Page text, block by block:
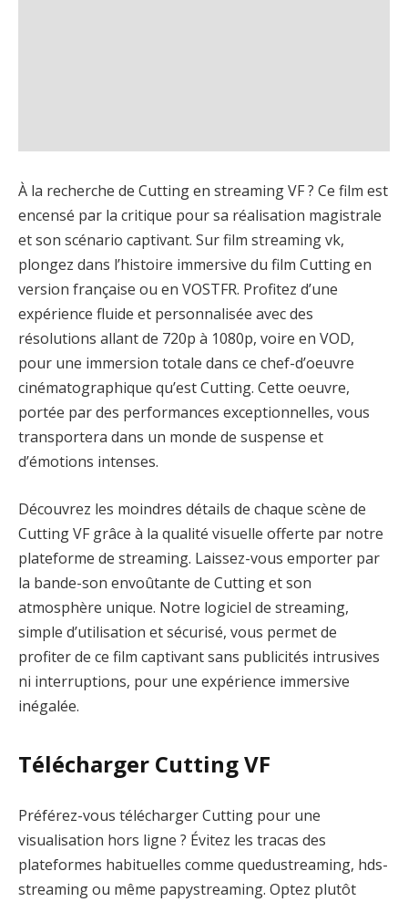
À la recherche de Cutting en streaming VF ? Ce film est
encensé par la critique pour sa réalisation magistrale
et son scénario captivant. Sur film streaming vk,
plongez dans l’histoire immersive du film Cutting en
version française ou en VOSTFR. Profitez d’une
expérience fluide et personnalisée avec des
résolutions allant de 720p à 1080p, voire en VOD,
pour une immersion totale dans ce chef-d’oeuvre
cinématographique qu’est Cutting. Cette oeuvre,
portée par des performances exceptionnelles, vous
transportera dans un monde de suspense et
d’émotions intenses.
Découvrez les moindres détails de chaque scène de
Cutting VF grâce à la qualité visuelle offerte par notre
plateforme de streaming. Laissez-vous emporter par
la bande-son envoûtante de Cutting et son
atmosphère unique. Notre logiciel de streaming,
simple d’utilisation et sécurisé, vous permet de
profiter de ce film captivant sans publicités intrusives
ni interruptions, pour une expérience immersive
inégalée.
Télécharger Cutting VF
Préférez-vous télécharger Cutting pour une
visualisation hors ligne ? Évitez les tracas des
plateformes habituelles comme quedustreaming, hds-
streaming ou même papystreaming. Optez plutôt